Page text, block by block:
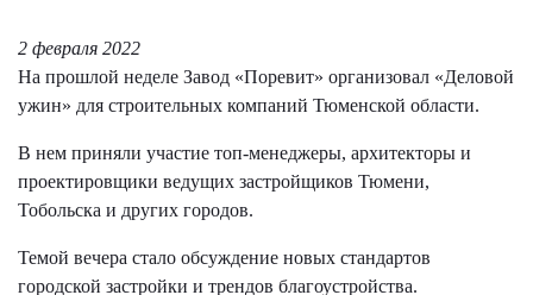
2 февраля 2022
На прошлой неделе Завод «Поревит» организовал «Деловой
ужин» для строительных компаний Тюменской области.
В нем приняли участие топ-менеджеры, архитекторы и
проектировщики ведущих застройщиков Тюмени,
Тобольска и других городов.
Темой вечера стало обсуждение новых стандартов
городской застройки и трендов благоустройства.